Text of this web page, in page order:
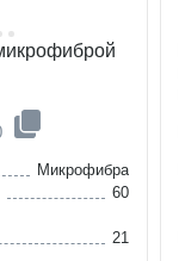
Микрофибра
60
21